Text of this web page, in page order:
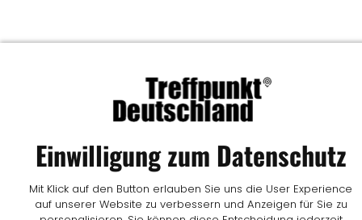
Einwilligung zum Datenschutz
Mit Klick auf den Button erlauben Sie uns die User Experience
auf unserer Website zu verbessern und Anzeigen für Sie zu